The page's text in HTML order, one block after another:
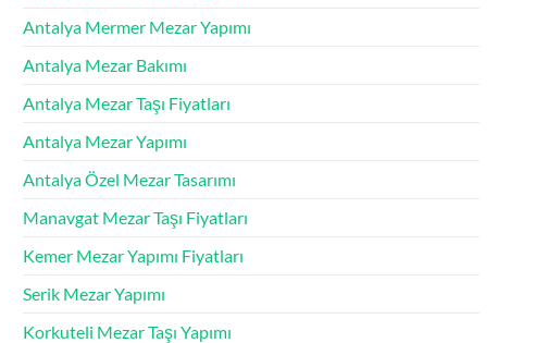
Antalya Mermer Mezar Yapımı
Antalya Mezar Bakımı
Antalya Mezar Taşı Fiyatları
Antalya Mezar Yapımı
Antalya Özel Mezar Tasarımı
Manavgat Mezar Taşı Fiyatları
Kemer Mezar Yapımı Fiyatları
Serik Mezar Yapımı
Korkuteli Mezar Taşı Yapımı